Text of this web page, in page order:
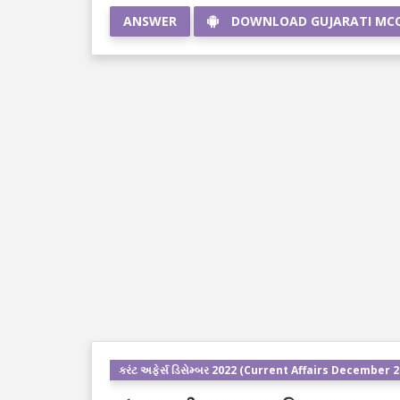
ANSWER DOWNLOAD GUJARATI
કરંટ અફેર્સ ડિસેમ્બર 2022 (Current Affairs December